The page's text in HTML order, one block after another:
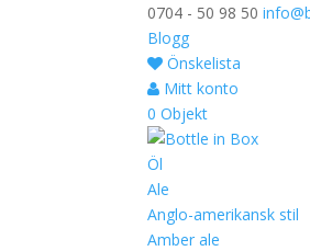
0704 - 50 98 50
Blogg
Önskelista
Mitt konto
0 Objekt
Öl
Ale
Anglo-amerikansk stil
Amber ale